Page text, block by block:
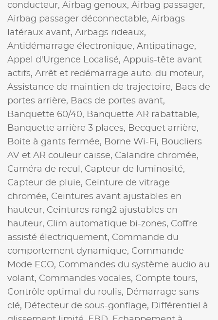
conducteur, Airbag genoux, Airbag passager,
Airbag passager déconnectable, Airbags
latéraux avant, Airbags rideaux,
Antidémarrage électronique, Antipatinage,
Appel d'Urgence Localisé, Appuis-tête avant
actifs, Arrêt et redémarrage auto. du moteur,
Assistance de maintien de trajectoire, Bacs de
portes arrière, Bacs de portes avant,
Banquette 60/40, Banquette AR rabattable,
Banquette arrière 3 places, Becquet arrière,
Boite à gants fermée, Borne Wi-Fi, Boucliers
AV et AR couleur caisse, Calandre chromée,
Caméra de recul, Capteur de luminosité,
Capteur de pluie, Ceinture de vitrage
chromée, Ceintures avant ajustables en
hauteur, Ceintures rang2 ajustables en
hauteur, Clim automatique bi-zones, Coffre
assisté électriquement, Commande du
comportement dynamique, Commande
Mode ECO, Commandes du système audio au
volant, Commandes vocales, Compte tours,
Contrôle optimal du roulis,
Démarrage sans
clé,
Détecteur de sous-gonflage,
Différentiel à